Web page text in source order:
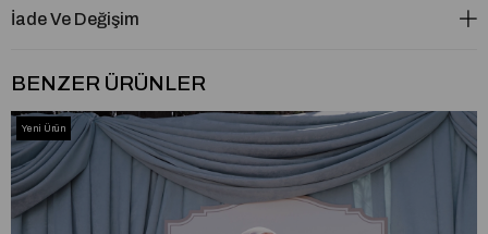
İade Ve Değişim
BENZER ÜRÜNLER
Yeni Ürün